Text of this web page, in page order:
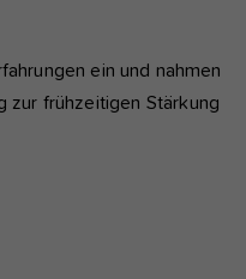
ein und nahmen
zur frühzeitigen Stärkung